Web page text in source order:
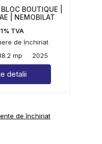
BOUTIQUE |
| NEMOBILAT
TVA
de închiriat
mp 2025
detalii
de închiriat